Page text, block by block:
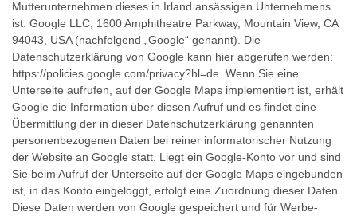
Mutterunternehmen dieses in Irland ansässigen Unternehmens
ist: Google LLC, 1600 Amphitheatre Parkway, Mountain View, CA
94043, USA (nachfolgend „Google“ genannt). Die
Datenschutzerklärung von Google kann hier abgerufen werden:
https://policies.google.com/privacy?hl=de. Wenn Sie eine
Unterseite aufrufen, auf der Google Maps implementiert ist, erhält
Google die Information über diesen Aufruf und es findet eine
Übermittlung der in dieser Datenschutzerklärung genannten
personenbezogenen Daten bei reiner informatorischer Nutzung
der Website an Google statt. Liegt ein Google-Konto vor und sind
Sie beim Aufruf der Unterseite auf der Google Maps eingebunden
ist, in das Konto eingeloggt, erfolgt eine Zuordnung dieser Daten.
Diese Daten werden von Google gespeichert und für Werbe-